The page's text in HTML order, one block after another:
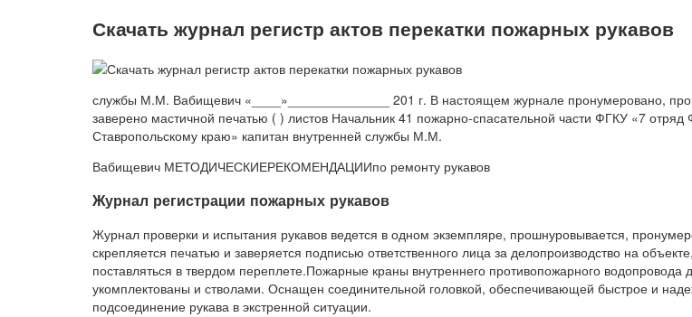
Скачать журнал регистр актов перекатки пожарных рукавов
службы М.М. Вабищевич «____»______________ 201 г. В настоящем журнале пронумеровано,
заверено мастичной печатью ( ) листов Начальник 41 пожарно-спасательной части ФГКУ «7
Ставропольскому краю» капитан внутренней службы М.М.
Вабищевич МЕТОДИЧЕСКИЕРЕКОМЕНДАЦИИпо ремонту рукавов
Журнал регистрации пожарных рукавов
Журнал проверки и испытания рукавов ведется в одном экземпляре, прошнуровывается,
скрепляется печатью и заверяется подписью ответственного лица за делопроизводство на
поставляться в твердом переплете.Пожарные краны внутреннего противопожарного водопровода
укомплектованы и стволами. Оснащен соединительной головкой, обеспечивающей быстрое и
подсоединение рукава в экстренной ситуации.